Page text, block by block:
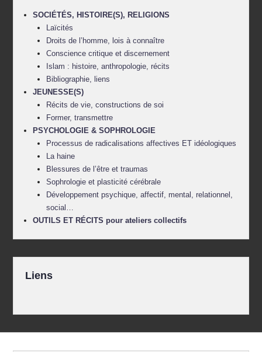
SOCIÉTÉS, HISTOIRE(S), RELIGIONS
Laïcités
Droits de l’homme, lois à connaître
Conscience critique et discernement
Islam : histoire, anthropologie, récits
Bibliographie, liens
JEUNESSE(S)
Récits de vie, constructions de soi
Former, transmettre
PSYCHOLOGIE & SOPHROLOGIE
Processus de radicalisations affectives ET idéologiques
La haine
Blessures de l’être et traumas
Sophrologie et plasticité cérébrale
Développement psychique, affectif, mental, relationnel,
social…
OUTILS ET RÉCITS pour ateliers collectifs
Liens